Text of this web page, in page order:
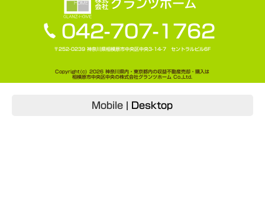
042-707-1762
〒252-0239 神奈川県相模原市中央区中央3-14-7 セントラルビル6F
Copyright(c) 2026 神奈川県内・東京都内の収益不動産売却・購入は
相模原市中央区中央の株式会社グランツホーム Co.,Ltd.
Mobile Desktop